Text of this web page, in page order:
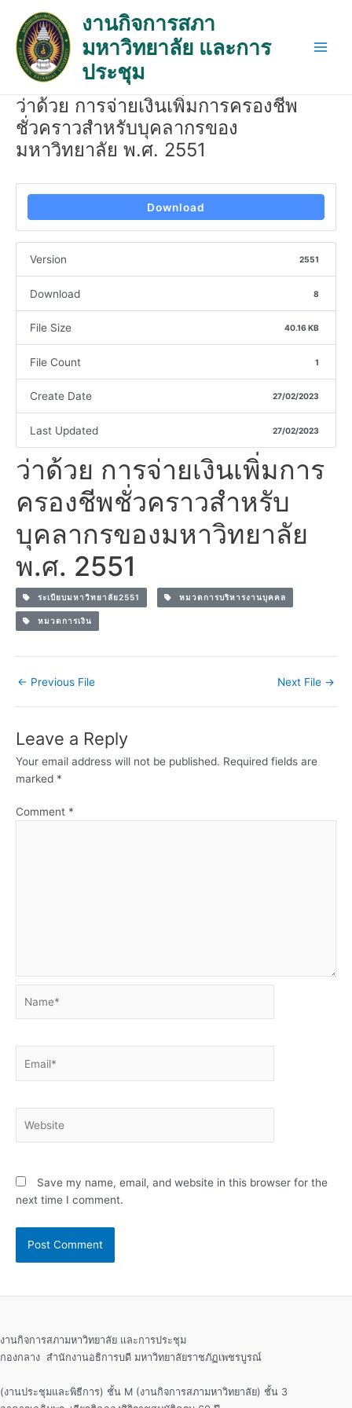
content
งานกิจการสภา
มหาวิทยาลัย และการ
ประชุม
ว่าด้วย การจ่ายเงินเพิ่มการครองชีพ
ชั่วคราวสำหรับบุคลากรของ
มหาวิทยาลัย พ.ศ. 2551
Download
Version 2551
Download 8
File Size 40.16 KB
File Count 1
Create Date 27/02/2023
Last Updated 27/02/2023
ว่าด้วย การจ่ายเงินเพิ่มการ
ครองชีพชั่วคราวสำหรับ
บุคลากรของมหาวิทยาลัย
พ.ศ. 2551
ระเบียบมหาวิทยาลัย2551 หมวดการบริหารงานบุคคล
หมวดการเงิน
navigation
← Previous File Next File →
Leave a Reply
Your email address will not be published. Required fields are
marked *
Comment *
Save my name, email, and website in this browser for the
next time I comment.
งานกิจการสภามหาวิทยาลัย และการประชุม
กองกลาง สำนักงานอธิการบดี มหาวิทยาลัยราชภัฏเพชรบูรณ์
(งานประชุมและพิธีการ) ชั้น M (งานกิจการสภามหาวิทยาลัย) ชั้น 3